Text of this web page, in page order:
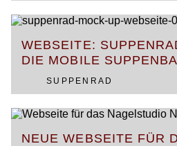
WEBSEITE:
DIE MOBILE
SUPPENRAD
NEUE WEBSEITE FÜR